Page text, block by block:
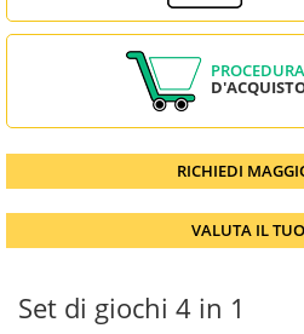
PROCEDURA
RICHIEDI
VALUTA IL
Set di giochi 4 in 1